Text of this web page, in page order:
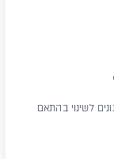
לשינוי בהתאם